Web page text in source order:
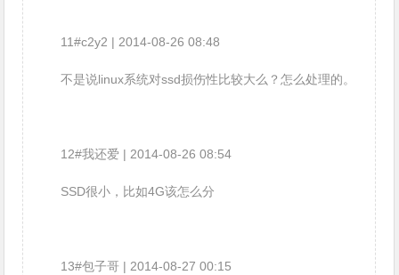
11#c2y2 | 2014-08-26 08:48
不是说linux系统对ssd损伤性比较大么？怎么处理的。
12#我还爱 | 2014-08-26 08:54
SSD很小，比如4G该怎么分
13#包子哥 | 2014-08-27 00:15